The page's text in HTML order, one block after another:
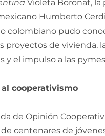
Violeta Boronat, la
Humberto
colombiano pudo
proyectos de vivienda,
y el impulso a las
cooperativismo
de Opinión
centenares de